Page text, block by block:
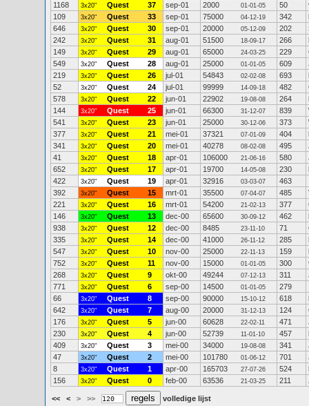
1168
3x20" Quest 37 sep-01 2000 01-01-05 50
109
3x20" Quest 33 sep-01 75000 04-12-19 342
646
3x20" Quest 30 sep-01 20000 05-12-09 202
242
3x20" Quest 31 aug-01 51500 18-09-17 266
149
3x20" Quest 29 aug-01 65000 24-03-25 229
549
3x20" Quest 28 aug-01 25000 01-01-05 609
219
3x20" Quest 26 jul-01 54843 02-02-08 693
52
3x20" Quest 24 jul-01 99999 14-09-18 482
578
3x20" Quest 22 jun-01 22902 19-08-08 264
144
3x20" Quest 25 jun-01 66300 31-12-07 839
541
3x20" Quest 23 jun-01 25000 30-12-06 373
377
3x20" Quest 21 mei-01 37321 07-01-09 404
341
3x20" Quest 20 mei-01 40278 08-02-08 495
41
3x20" Quest 18 apr-01 106000 21-06-16 580
652
3x20" Quest 17 apr-01 19700 14-05-08 230
422
3x20" Quest 19 apr-01 32916 03-03-07
463
392
3x20" Quest 15 mrt-01 35500 07-04-07 485
221
3x20" Quest 16 mrt-01 54200 21-02-13 377
146
3x20" Quest 13 dec-00 65600 30-09-12 462
938
3x20" Quest 12 dec-00 8485 23-11-10 71
335
3x20" Quest 14 dec-00 41000 26-11-12 285
547
3x20" Quest 10 nov-00 25000 22-11-13 159
752
3x20" Quest 11 nov-00 15000 01-01-05 300
268
3x20" Quest 9 okt-00 49244 07-12-13 311
771
3x20" Quest 6 sep-00 14500 01-01-05
279
66
3x20" Quest 8 sep-00 90000 15-10-12 618
642
3x20" Quest 7 aug-00 20000 31-12-13 124
176
3x20" Quest 5 jun-00 60628 22-02-11 471
230
3x20" Quest 4 jun-00 52739 11-01-10 457
409
3x20" Quest 3 mei-00 34000 19-08-08 341
47
3x20" Quest 2 mei-00 101780 01-06-12 701
8
3x20" Quest 1 apr-00 165703 27-07-26 524
156
3x20" Quest 0 feb-00 63536 21-03-25 211
<< < > >>
volledige lijst